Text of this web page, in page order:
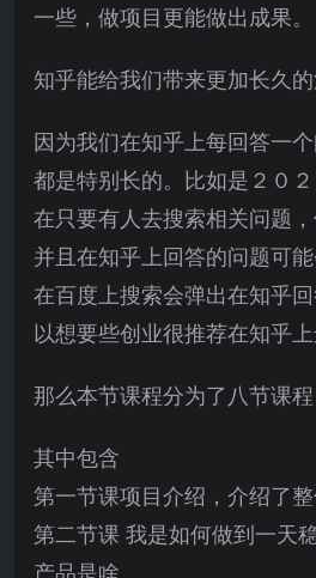
一些，做项目更能做出成果。
知乎能给我们带来更加长久的
因为我们在知乎上每回答一
都是特别长的。比如是２０
在只要有人去搜索相关问题
并且在知乎上回答的问题可能
在百度上搜索会弹出在知乎
以想要些创业很推荐在知乎上
那么本节课程分为了八节课程
其中包含
第一节课项目介绍，介绍了
第二节课 我是如何做到一天
产品是啥